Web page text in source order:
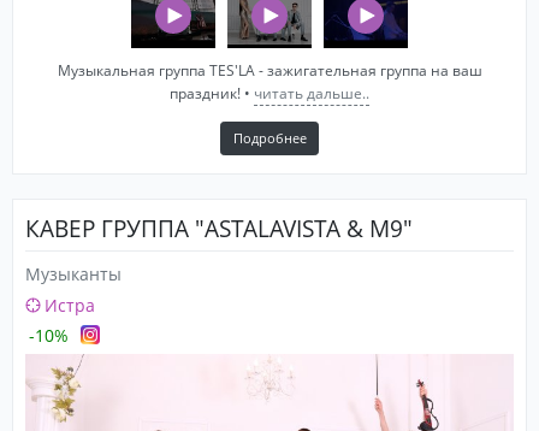
Музыкальная группа TES'LA - зажигательная группа на ваш
праздник! • читать дальше..
Подробнее
КАВЕР ГРУППА "ASTALAVISTA & M9"
Музыканты
Истра
-10%